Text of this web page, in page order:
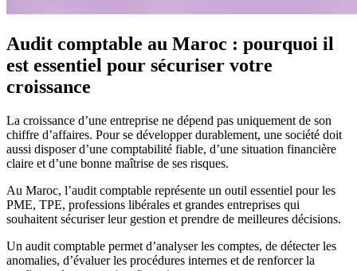
Audit comptable au Maroc : pourquoi il
est essentiel pour sécuriser votre
croissance
La croissance d’une entreprise ne dépend pas uniquement de son
chiffre d’affaires. Pour se développer durablement, une société doit
aussi disposer d’une comptabilité fiable, d’une situation financière
claire et d’une bonne maîtrise de ses risques.
Au Maroc, l’audit comptable représente un outil essentiel pour les
PME, TPE, professions libérales et grandes entreprises qui
souhaitent sécuriser leur gestion et prendre de meilleures décisions.
Un audit comptable permet d’analyser les comptes, de détecter les
anomalies, d’évaluer les procédures internes et de renforcer la